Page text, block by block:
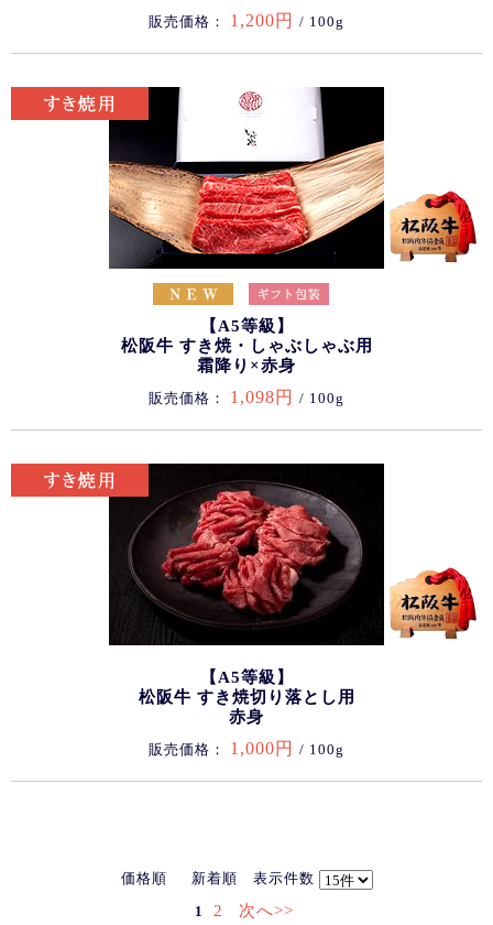
販売価格： 1,200円 / 100g
【A5等級】
松阪牛 すき焼・しゃぶしゃぶ用
霜降り×赤身
販売価格： 1,098円 / 100g
【A5等級】
松阪牛 すき焼切り落とし用
赤身
販売価格： 1,000円 / 100g
価格順 新着順 表示件数
1 2 次へ>>